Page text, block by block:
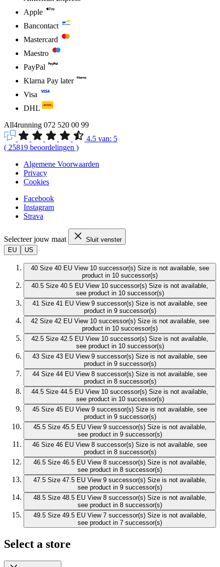
Apple
Bancontact
Mastercard
Maestro
PayPal
Klarna Pay later
Visa
DHL
All4running 072 520 00 99
4.5 van: 5
( 25819 beoordelingen )
Algemene Voorwaarden
Privacy
Cookies
Facebook
Instagram
Strava
Selecteer jouw maat
Sluit venster
EU
US
40 Size 40 EU View 10 successor(s) Size is not available, see
product in 10 successor(s)
40.5 Size 40.5 EU View 10 successor(s) Size is not available,
see product in 10 successor(s)
41 Size 41 EU View 9 successor(s) Size is not available, see
product in 9 successor(s)
42 Size 42 EU View 10 successor(s) Size is not available, see
product in 10 successor(s)
42.5 Size 42.5 EU View 10 successor(s) Size is not available,
see product in 10 successor(s)
43 Size 43 EU View 9 successor(s) Size is not available, see
product in 9 successor(s)
44 Size 44 EU View 8 successor(s) Size is not available, see
product in 8 successor(s)
44.5 Size 44.5 EU View 10 successor(s) Size is not available,
see product in 10 successor(s)
45 Size 45 EU View 9 successor(s) Size is not available, see
product in 9 successor(s)
45.5 Size 45.5 EU View 9 successor(s) Size is not available,
see product in 9 successor(s)
46 Size 46 EU View 8 successor(s) Size is not available, see
product in 8 successor(s)
46.5 Size 46.5 EU View 8 successor(s) Size is not available,
see product in 8 successor(s)
47.5 Size 47.5 EU View 9 successor(s) Size is not available,
see product in 9 successor(s)
48.5 Size 48.5 EU View 8 successor(s) Size is not available,
see product in 8 successor(s)
49.5 Size 49.5 EU View 7 successor(s) Size is not available,
see product in 7 successor(s)
Select a store